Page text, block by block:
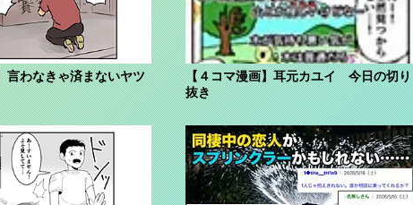
言わなきゃ済まないヤツ
【４コマ漫画】耳元カユイ 今日の切り
抜き